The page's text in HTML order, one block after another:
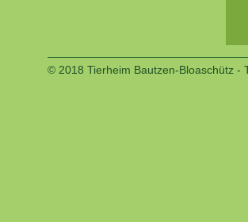
© 2018 Tierheim Bautzen-Bloaschütz -